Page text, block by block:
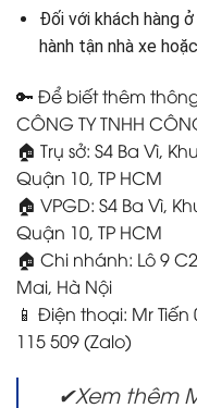
Đối với khách hàng
hành tận nhà xe
🔑 Để biết thêm
CÔNG TY TNHH
🏠 Trụ sở: S4 Ba Vì,
Quận 10, TP HCM
🏠 VPGD: S4 Ba Vì,
Quận 10, TP HCM
🏠 Chi nhánh: Lô 9
Mai, Hà Nội
📱 Điện thoại: Mr
115 509 (Zalo)
✔Xem thêm